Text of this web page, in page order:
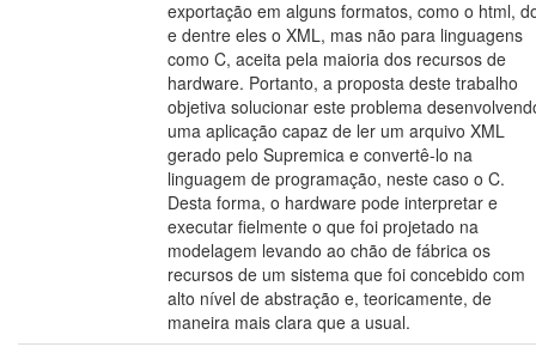
exportação em alguns formatos, como o html,
e dentre eles o XML, mas não para linguagens
como C, aceita pela maioria dos recursos de
hardware. Portanto, a proposta deste trabalho
objetiva solucionar este problema
uma aplicação capaz de ler um arquivo XML
gerado pelo Supremica e convertê-lo na
linguagem de programação, neste caso o C.
Desta forma, o hardware pode interpretar e
executar fielmente o que foi projetado na
modelagem levando ao chão de fábrica os
recursos de um sistema que foi concebido com
alto nível de abstração e, teoricamente, de
maneira mais clara que a usual.